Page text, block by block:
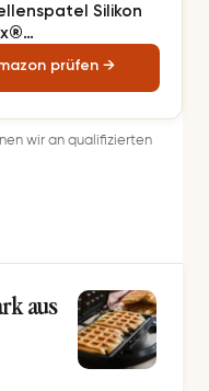
Silikon
und TM31®.
von Mixgut
und
-
prüfen →
wir an qualifizierten
aus